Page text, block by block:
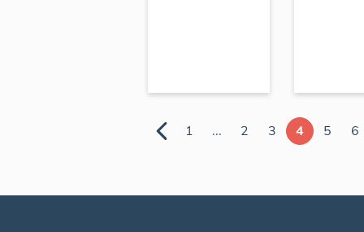
1 ... 2 3 4 5 6